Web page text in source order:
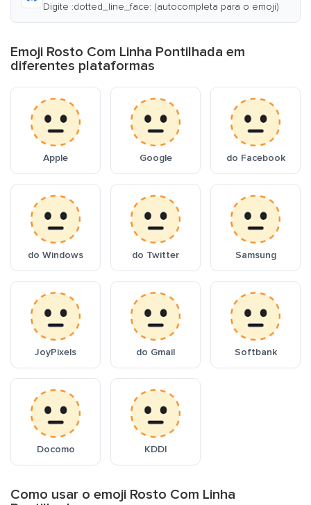
Digite :dotted_line_face: (autocompleta para o emoji)
Emoji Rosto Com Linha Pontilhada em
diferentes plataformas
Apple Google do Facebook
do Windows do Twitter Samsung
JoyPixels do Gmail Softbank
Docomo KDDI
Como usar o emoji Rosto Com Linha